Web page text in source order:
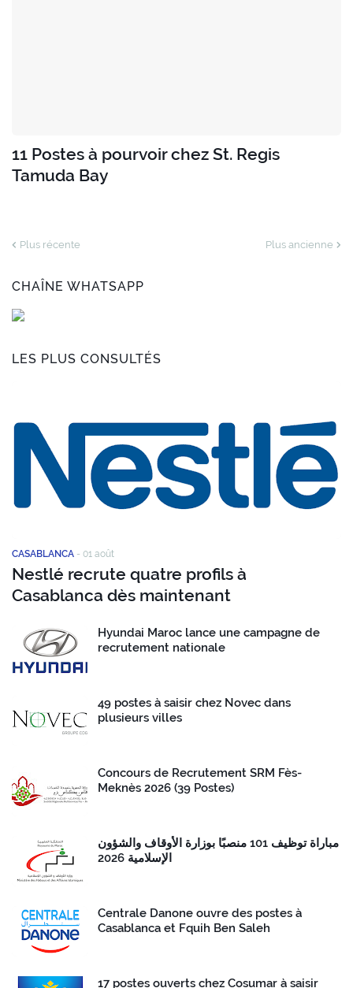
11 Postes à pourvoir chez St. Regis
Tamuda Bay
Plus récente Plus ancienne
CHAÎNE WHATSAPP
LES PLUS CONSULTÉS
CASABLANCA - 01 août
Nestlé recrute quatre profils à
Casablanca dès maintenant
Hyundai Maroc lance une campagne de
recrutement nationale
49 postes à saisir chez Novec dans
plusieurs villes
Concours de Recrutement SRM Fès-
Meknès 2026 (39 Postes)
مباراة توظيف 101 منصبًا بوزارة الأوقاف والشؤون
الإسلامية 2026
Centrale Danone ouvre des postes à
Casablanca et Fquih Ben Saleh
17 postes ouverts chez Cosumar à saisir